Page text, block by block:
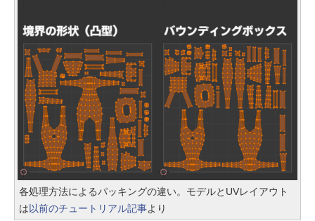
各処理方法によるパッキングの違い。モデルとUVレイアウト
は以前のチュートリアル記事より